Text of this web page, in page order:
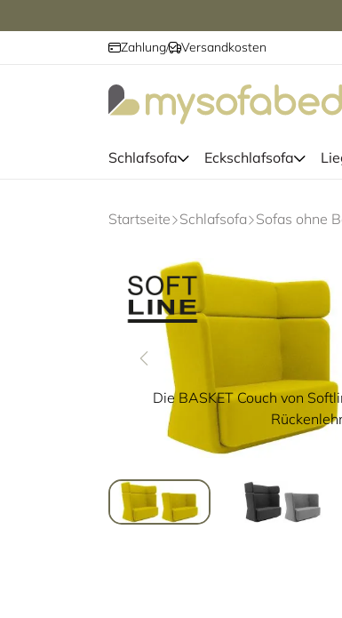
Zahlung/ Versandkosten
Schlafsofa Eckschlafsofa
Startseite Schlafsofa Sofas ohne
Die BASKET Couch von